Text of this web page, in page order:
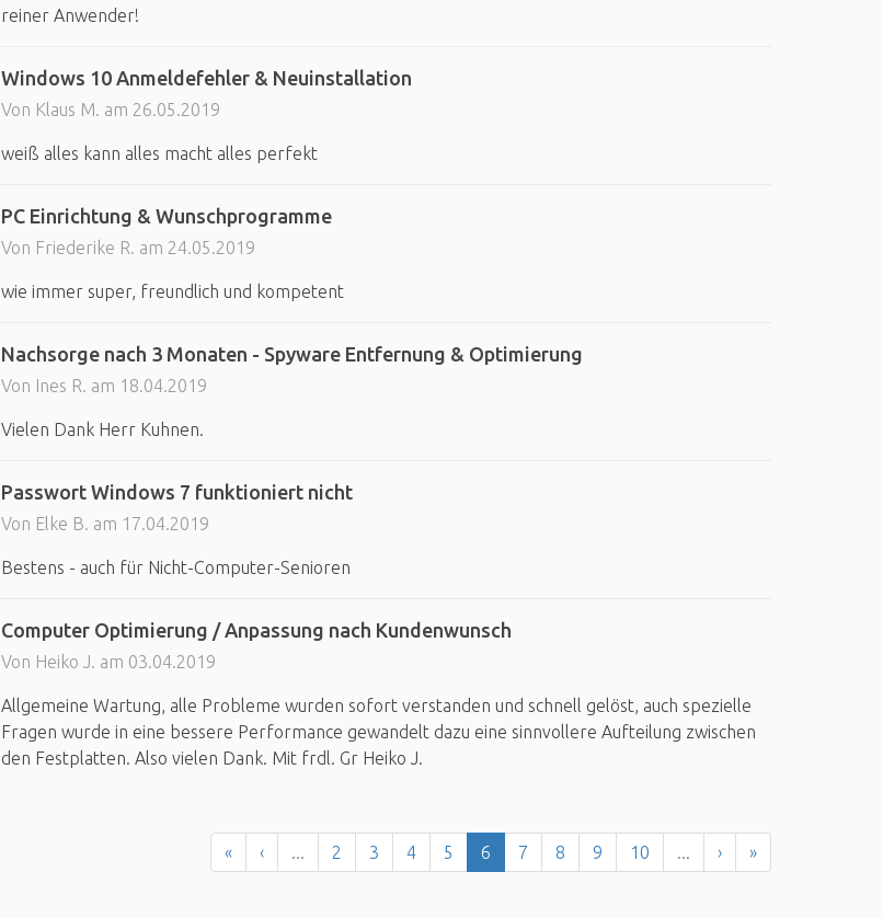
reiner Anwender!
Windows 10 Anmeldefehler & Neuinstallation
Von Klaus M. am 26.05.2019
weiß alles kann alles macht alles perfekt
PC Einrichtung & Wunschprogramme
Von Friederike R. am 24.05.2019
wie immer super, freundlich und kompetent
Nachsorge nach 3 Monaten - Spyware Entfernung & Optimierung
Von Ines R. am 18.04.2019
Vielen Dank Herr Kuhnen.
Passwort Windows 7 funktioniert nicht
Von Elke B. am 17.04.2019
Bestens - auch für Nicht-Computer-Senioren
Computer Optimierung / Anpassung nach Kundenwunsch
Von Heiko J. am 03.04.2019
Allgemeine Wartung, alle Probleme wurden sofort verstanden und schnell gelöst, auch spezielle
Fragen wurde in eine bessere Performance gewandelt dazu eine sinnvollere Aufteilung zwischen
den Festplatten. Also vielen Dank. Mit frdl. Gr Heiko J.
« ‹ ... 2 3 4 5 6 7 8 9 10 ... › »